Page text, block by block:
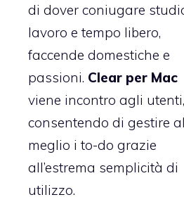
di dover coniugare
lavoro e tempo libero,
faccende domestiche e
passioni. Clear per Mac
viene incontro agli utenti,
consentendo di gestire al
meglio i to-do grazie
all’estrema semplicità di
utilizzo.